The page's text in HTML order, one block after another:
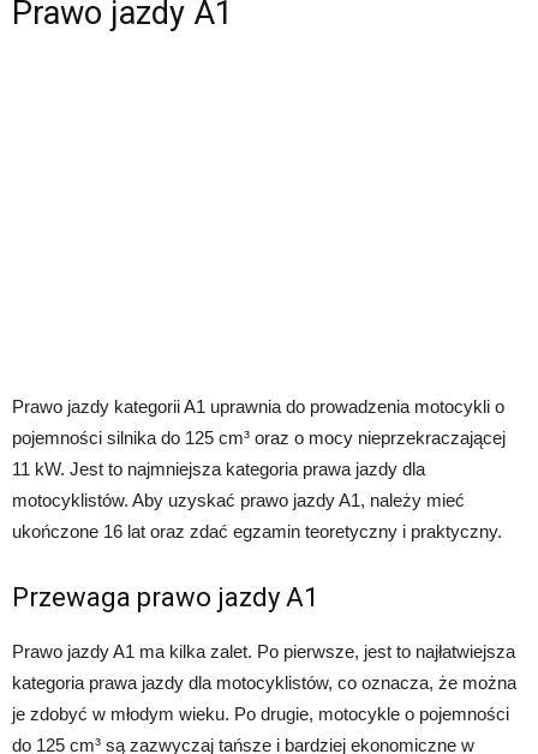
Prawo jazdy A1
Prawo jazdy kategorii A1 uprawnia do prowadzenia motocykli o
pojemności silnika do 125 cm³ oraz o mocy nieprzekraczającej
11 kW. Jest to najmniejsza kategoria prawa jazdy dla
motocyklistów. Aby uzyskać prawo jazdy A1, należy mieć
ukończone 16 lat oraz zdać egzamin teoretyczny i praktyczny.
Przewaga prawo jazdy A1
Prawo jazdy A1 ma kilka zalet. Po pierwsze, jest to najłatwiejsza
kategoria prawa jazdy dla motocyklistów, co oznacza, że można
je zdobyć w młodym wieku. Po drugie, motocykle o pojemności
do 125 cm³ są zazwyczaj tańsze i bardziej ekonomiczne w